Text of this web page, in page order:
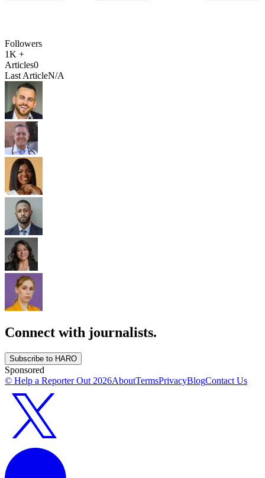
Followers
1K +
Articles0
Last ArticleN/A
Connect with journalists.
Subscribe to HARO
Sponsored
© Help a Reporter Out 2026AboutTermsPrivacyBlogContact Us